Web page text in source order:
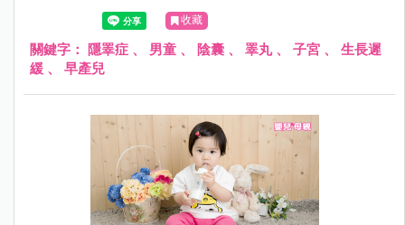
收藏
關鍵字： 隱睪症 、 男童 、 陰囊 、 睪丸、 子宮 、 生長遲
緩 、 早產兒